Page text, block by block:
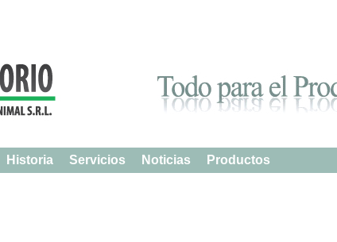
Historia Servicios Noticias Productos